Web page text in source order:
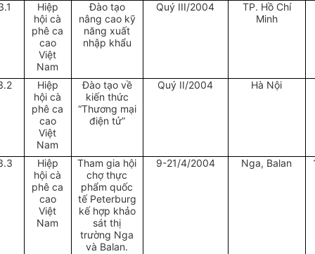
Hiệp
hội cà
phê ca
cao
Việt
Nam
Đào tạo
nâng cao kỹ
năng xuất
nhập khẩu
Quý III/2004
TP. Hồ Chí
Minh
Hiệp
hội cà
phê ca
cao
Việt
Nam
Đào tạo về
kiến thức
“Thương mại
điện tử”
Quý II/2004 Hà Nội
Hiệp
hội cà
phê ca
cao
Việt
Nam
Tham gia hội
chợ thực
phẩm quốc
tế Peterburg
kế hợp khảo
sát thị
trường Nga
và Balan.
9-21/4/2004 Nga, Balan